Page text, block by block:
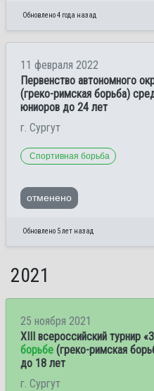
Обновлено 4 года назад
11 февраля 2022
Первенство автономного
(греко-римская борьба)
юниоров до 24 лет
г. Сургут
Спортивная борьба
отменено
Обновлено 5 лет назад
2021
25 ноября 2021
XIII всероссийский турнир
борьбе (греко-римская
до 18 лет
г. Сургут